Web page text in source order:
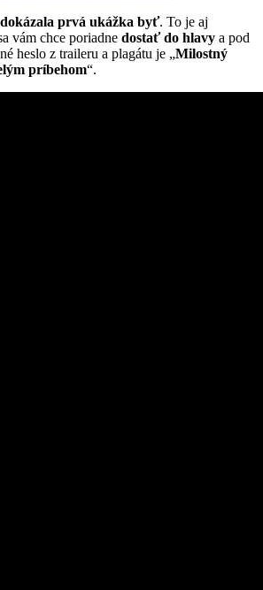
prvá ukážka byť. To je aj
vám chce poriadne dostať do hlavy a pod
heslo z traileru a plagátu je „Milostný
príbehom“.